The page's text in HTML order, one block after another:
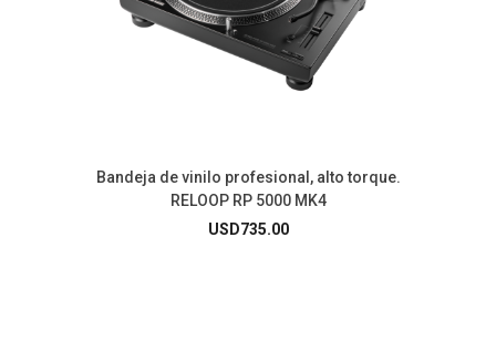
Bandeja de vinilo profesional, alto torque.
RELOOP RP 5000 MK4
USD735.00